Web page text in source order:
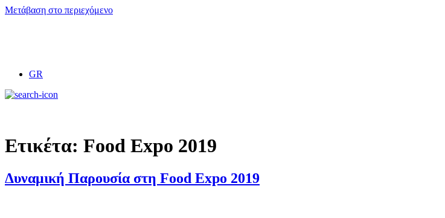
Μετάβαση στο περιεχόμενο
GR
Ετικέτα: Food Expo 2019
Δυναμική Παρουσία στη Food Expo 2019